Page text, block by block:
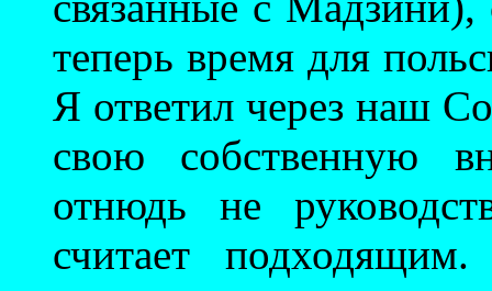
теперь время для
Я ответил через наш
свою собственную
отнюдь не
считает